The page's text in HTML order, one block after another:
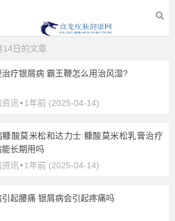
14日的文章
疗银屑病 霸王鞭怎么用治风湿?
讯 •1年前 (2025-04-14)
糠酸莫米松和达力士 糠酸莫米松乳膏治疗
长期用吗
讯 •1年前 (2025-04-14)
起腰痛 银屑病会引起疼痛吗